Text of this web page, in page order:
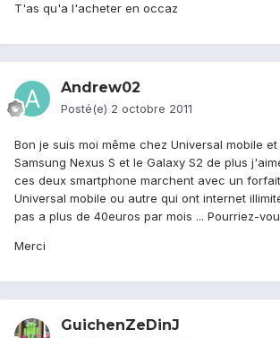
T'as qu'a l'acheter en occaz
Andrew02
Posté(e) 2 octobre 2011
Bon je suis moi même chez Universal mobile
Samsung Nexus S et le Galaxy S2 de plus
ces deux smartphone marchent avec un
Universal mobile ou autre qui ont internet
pas a plus de 40euros par mois ... Pourriez-
Merci
GuichenZeDinJ